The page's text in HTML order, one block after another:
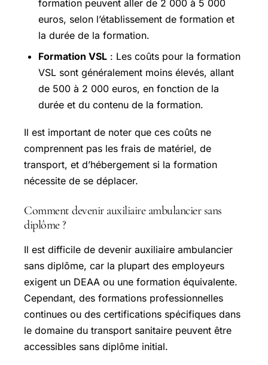
formation peuvent aller de 2 000 à 5 000
euros, selon l’établissement de formation et
la durée de la formation.
Formation VSL : Les coûts pour la formation
VSL sont généralement moins élevés, allant
de 500 à 2 000 euros, en fonction de la
durée et du contenu de la formation.
Il est important de noter que ces coûts ne
comprennent pas les frais de matériel, de
transport, et d’hébergement si la formation
nécessite de se déplacer.
Comment devenir auxiliaire ambulancier sans
diplôme ?
Il est difficile de devenir auxiliaire ambulancier
sans diplôme, car la plupart des employeurs
exigent un DEAA ou une formation équivalente.
Cependant, des formations professionnelles
continues ou des certifications spécifiques dans
le domaine du transport sanitaire peuvent être
accessibles sans diplôme initial.